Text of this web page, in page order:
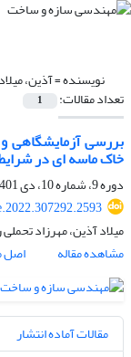
نویسنده =آذین، میلاد
تعداد مقالات: 1
بررسی آزمایشگاهی
خاک ماسه ای در
دوره 9، شماره 10، دی 1401، صفحه
میلاد آذین، مهرزاد
مشاهده مقاله
اصل
مقالات آماده انتشار